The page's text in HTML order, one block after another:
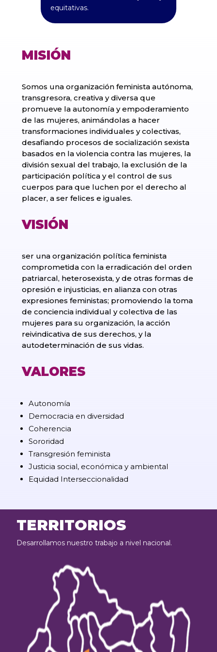
equitativas.
MISIÓN
Somos una organización feminista autónoma,
transgresora, creativa y diversa que
promueve la autonomía y empoderamiento
de las mujeres, animándolas a hacer
transformaciones individuales y colectivas,
desafiando procesos de socialización sexista
basados en la violencia contra las mujeres, la
división sexual del trabajo, la exclusión de la
participación política y el control de sus
cuerpos para que luchen por el derecho al
placer, a ser felices e iguales.
VISIÓN
ser una organización política feminista
comprometida con la erradicación del orden
patriarcal, heterosexista, y de otras formas de
opresión e injusticias, en alianza con otras
expresiones feministas; promoviendo la toma
de conciencia individual y colectiva de las
mujeres para su organización, la acción
reivindicativa de sus derechos, y la
autodeterminación de sus vidas.
VALORES
Autonomía
Democracia en diversidad
Coherencia
Sororidad
Transgresión feminista
Justicia social, económica y ambiental
Equidad Interseccionalidad
TERRITORIOS
Desarrollamos nuestro trabajo a nivel nacional.